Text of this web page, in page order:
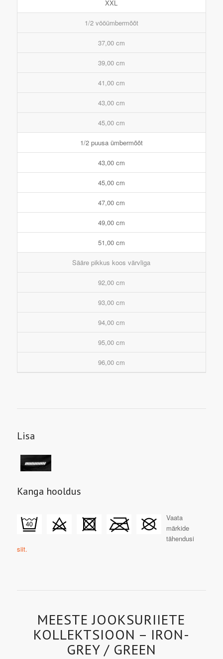
XXL
1/2 vööümbermõõt
37,00 cm
39,00 cm
41,00 cm
43,00 cm
45,00 cm
1/2 puusa ümbermõõt
43,00 cm
45,00 cm
47,00 cm
49,00 cm
51,00 cm
Sääre pikkus koos värvliga
92,00 cm
93,00 cm
94,00 cm
95,00 cm
96,00 cm
Lisa
Kanga hooldus
Vaata
märkide
tähendusi
siit.
MEESTE JOOKSURIIETE
KOLLEKTSIOON – IRON-
GREY / GREEN